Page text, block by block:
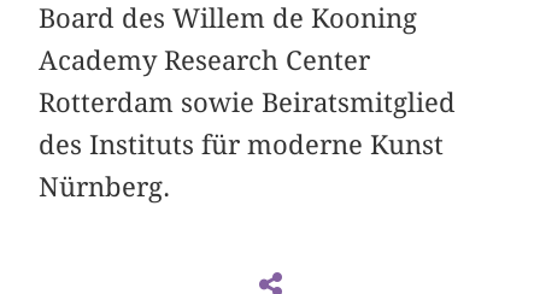
Board des Willem de Kooning
Academy Research Center
Rotterdam sowie Beiratsmitglied
des Instituts für moderne Kunst
Nürnberg.